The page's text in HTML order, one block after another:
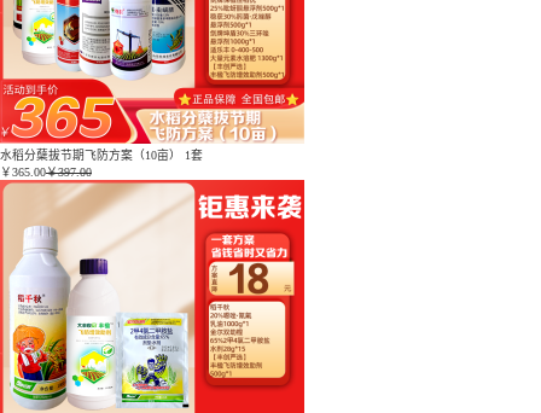
水稻分蘖拔节期飞防方案（10亩） 1套
￥365.00￥397.00